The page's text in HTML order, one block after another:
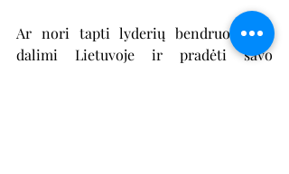
Ar nori tapti lyderių bendruomenės
dalimi Lietuvoje ir pradėti savo